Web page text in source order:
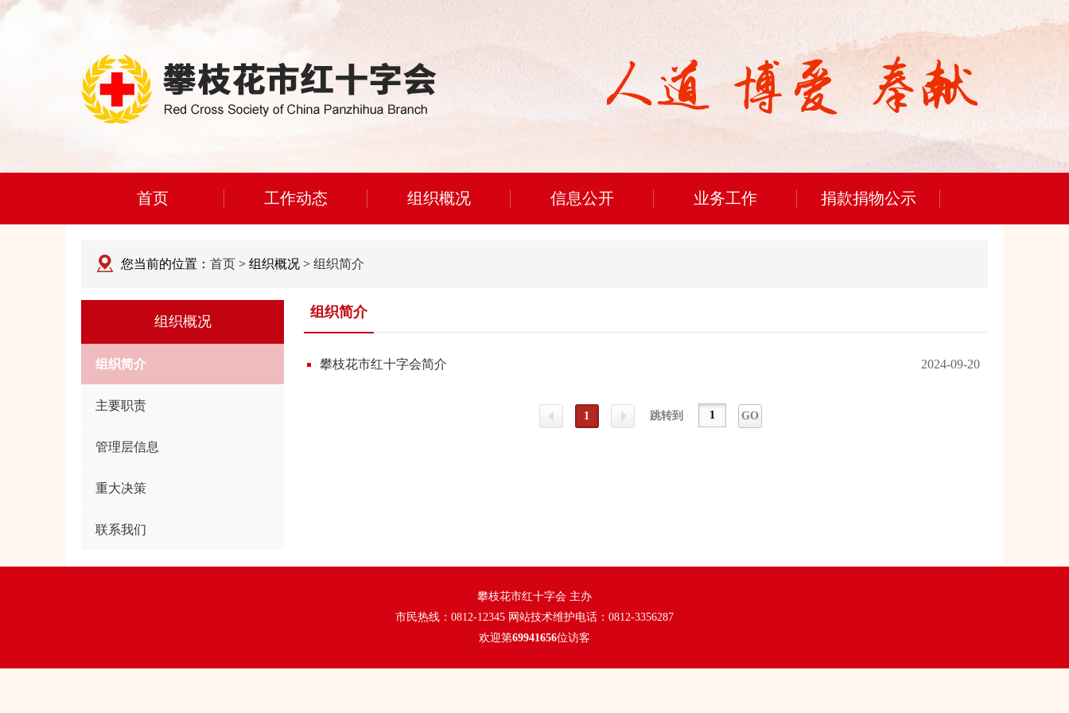
首页 工作动态 组织概况 信息公开 业务工作 捐款捐物公示
您当前的位置： 首页 > 组织概况 > 组织简介
组织概况
组织简介
主要职责
管理层信息
重大决策
联系我们
组织简介
攀枝花市红十字会简介 2024-09-20
1 跳转到 GO
攀枝花市红十字会 主办
市民热线：0812-12345 网站技术维护电话：0812-3356287
欢迎第69941656位访客